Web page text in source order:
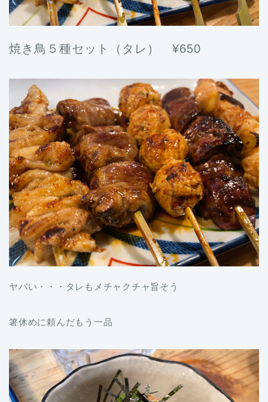
焼き鳥５種セット（タレ） ¥650
ヤバい・・・タレもメチャクチャ旨そう
箸休めに頼んだもう一品